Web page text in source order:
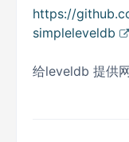
https://
simpleleveldb
给leveldb 提供